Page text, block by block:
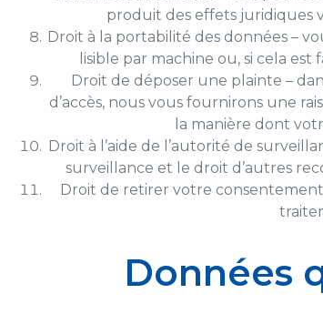
produit des effets juridiques
Droit à la portabilité des données –
lisible par machine ou, si cela
Droit de déposer une plainte –
d’accès, nous vous fournirons une
la manière dont
Droit à l’aide de l’autorité de
surveillance et le droit d’autres
Droit de retirer votre
Données